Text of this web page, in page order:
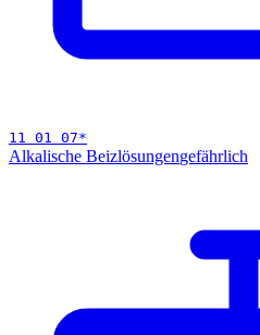
11 01 07*
Alkalische Beizlösungengefährlich